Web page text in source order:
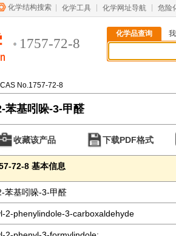
化学结构搜索 化学工具 化学网址导航 危险
1757-72-8
化学品查询
No.1757-72-8
苯基吲哚-3-甲醛
收藏该产品 下载PDF格式
72-8 基本信息
苯基吲哚-3-甲醛
2-phenylindole-3-carboxaldehyde